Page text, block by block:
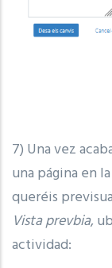
7) Una vez
una página en
queréis
Vista prevbia,
actividad: